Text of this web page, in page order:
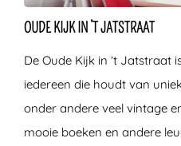
OUDE KIJK IN ’T JATSTRAAT
De Oude Kijk in ’t Jatstraat
iedereen die houdt van
onder andere veel vintage
mooie boeken en andere